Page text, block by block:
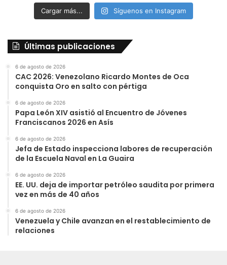
Cargar más... Síguenos en Instagram
Últimas publicaciones
6 de agosto de 2026
CAC 2026: Venezolano Ricardo Montes de Oca
conquista Oro en salto con pértiga
6 de agosto de 2026
Papa León XIV asistió al Encuentro de Jóvenes
Franciscanos 2026 en Asís
6 de agosto de 2026
Jefa de Estado inspecciona labores de recuperación
de la Escuela Naval en La Guaira
6 de agosto de 2026
EE. UU. deja de importar petróleo saudita por primera
vez en más de 40 años
6 de agosto de 2026
Venezuela y Chile avanzan en el restablecimiento de
relaciones